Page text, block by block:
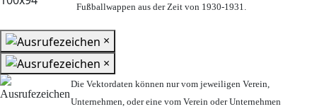
Fußballwappen aus der Zeit von 1930-1931.
×
×
Die Vektordaten können nur vom jeweiligen Verein,
Unternehmen, oder eine vom Verein oder Unternehmen